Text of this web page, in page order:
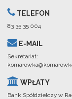
TELEFON
83 35 35 004
E-MAIL
Sekretariat:
WPŁATY
Bank Spółdzielczy w